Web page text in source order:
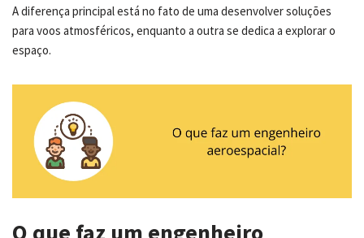
A diferença principal está no fato de uma desenvolver soluções
para voos atmosféricos, enquanto a outra se dedica a explorar o
espaço.
O que faz um engenheiro